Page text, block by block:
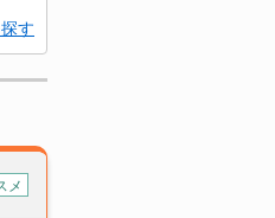
す
メ